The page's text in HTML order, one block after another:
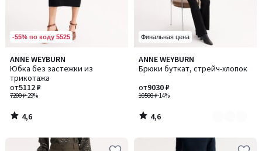
-55% по коду 5525
ANNE WEYBURN
Юбка без застежки из
трикотажа
7200 ₽-29%
от5112 ₽
4,6
/ 5
4,6
/
Финальная цена
ANNE WEYBURN
Брюки буткат, стрейч-хлопок
10500 ₽-14%
от9030 ₽
4,6
/ 5
Количество
цветов:
4,6
/